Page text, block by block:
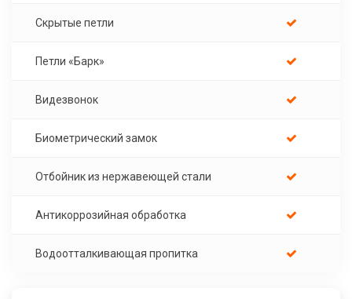
Скрытые петли
Петли «Барк»
Видезвонок
Биометрический замок
Отбойник из нержавеющей стали
Антикоррозийная обработка
Водоотталкивающая пропитка